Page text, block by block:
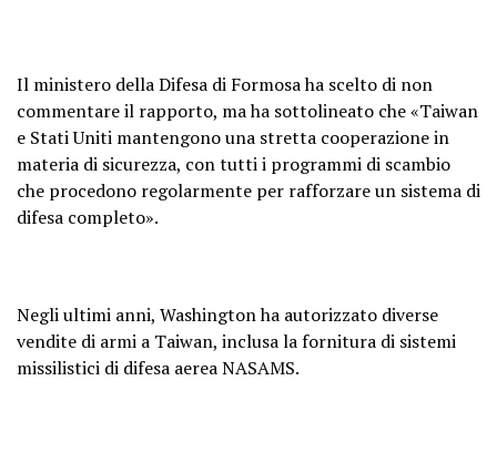
Il ministero della Difesa di Formosa ha scelto di non
commentare il rapporto, ma ha sottolineato che «Taiwan
e Stati Uniti mantengono una stretta cooperazione in
materia di sicurezza, con tutti i programmi di scambio
che procedono regolarmente per rafforzare un sistema di
difesa completo».
Negli ultimi anni, Washington ha autorizzato diverse
vendite di armi a Taiwan, inclusa la fornitura di sistemi
missilistici di difesa aerea NASAMS.